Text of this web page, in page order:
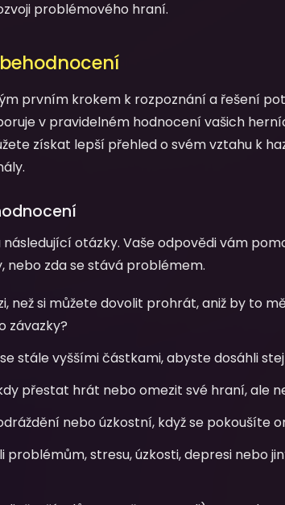
problémového hraní.
prvním krokem k rozpoznání a řešení
v pravidelném hodnocení vašich
získat lepší přehled o svém vztahu k
otázky. Vaše odpovědi vám
nebo zda se stává problémem.
než si můžete dovolit prohrát, aniž by to
závazky?
stále vyššími částkami, abyste dosáhli
přestat hrát nebo omezit své hraní, ale
nebo úzkostní, když se pokoušíte
problémům, stresu, úzkosti, depresi nebo